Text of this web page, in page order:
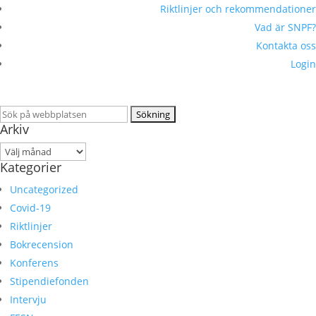
Riktlinjer och rekommendationer
Vad är SNPF?
Kontakta oss
Login
Sök
efter:
Arkiv
Arkiv
Kategorier
Uncategorized
Covid-19
Riktlinjer
Bokrecension
Konferens
Stipendiefonden
Intervju